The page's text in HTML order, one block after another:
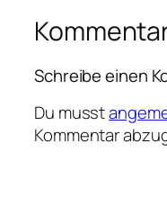
Schreibe einen
Du musst
Kommentar